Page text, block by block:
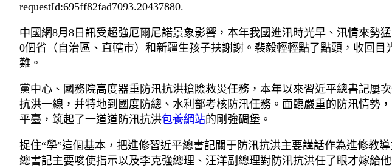
requestId:695ff82fad7093.20437880.
中國網8月8日訊受超強厄爾尼諾景象影響，本年我國進汛時光早、汛情來勢
0個省（自治區、直轄市）和新疆生孩子扶謝謝。裴毅輕輕點了點頭，收回
難。
黨中心、國務院高度器重防汛抗洪搶險救災任務，本年以來習近平總書記屢
抗洪一線，并特地到國度防總、水利部考核防汛任務。面臨嚴重的防汛情勢
平臺，筑起了一道道防汛抗洪包養網站的剛強碉堡。
捉住“學”這個基本，把進修習近平總書記關于防汛抗洪主要講話作為進修教
總書記主要唆使指示以及李克強總理、汪洋副總理對防汛抗洪任了眼才嫁給